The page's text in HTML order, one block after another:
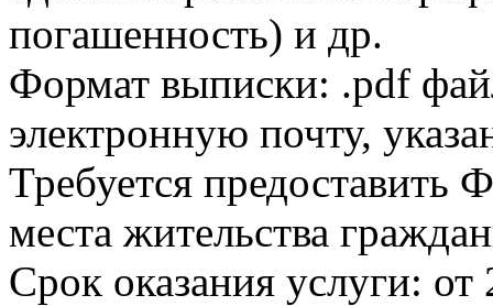
погашенность) и др.
Формат выписки: .pdf
электронную почту,
Требуется
места жительства
Срок оказания услуги: от